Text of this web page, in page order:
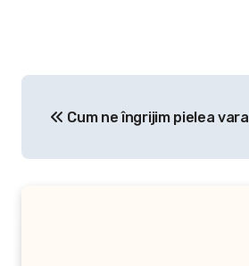
articole
Cum ne îngrijim pielea vara